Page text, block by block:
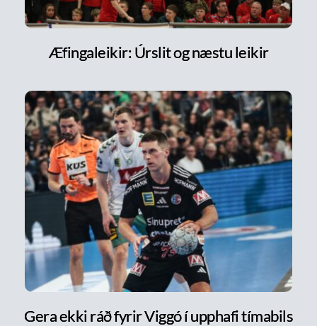
Æfingaleikir: Úrslit og næstu leikir
Gera ekki ráð fyrir Viggó í upphafi tímabils